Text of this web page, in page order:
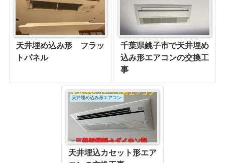
天井埋め込み形 フラッ
トパネル
千葉県銚子市で天井埋め
込み形エアコンの交換工
事
天井埋め込み形エアコン
天井埋込カセット形エア